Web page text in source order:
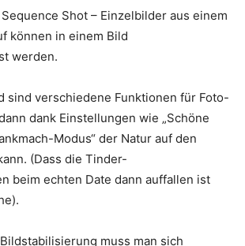
Shot – Einzelbilder aus einem
können in einem Bild
werden.
sind verschiedene Funktionen für Foto-
dank Einstellungen wie „Schöne
Modus“ der Natur auf den
(Dass die Tinder-
beim echten Date dann auffallen ist
muss man sich